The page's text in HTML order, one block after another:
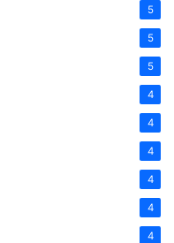
5
5
5
4
4
4
4
4
4